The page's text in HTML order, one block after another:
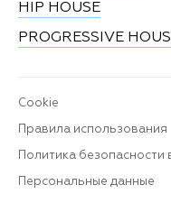
HIP HOUSE
PROGRESSIVE
Cookie
Правила использования
Политика безопасности
Персональные данные